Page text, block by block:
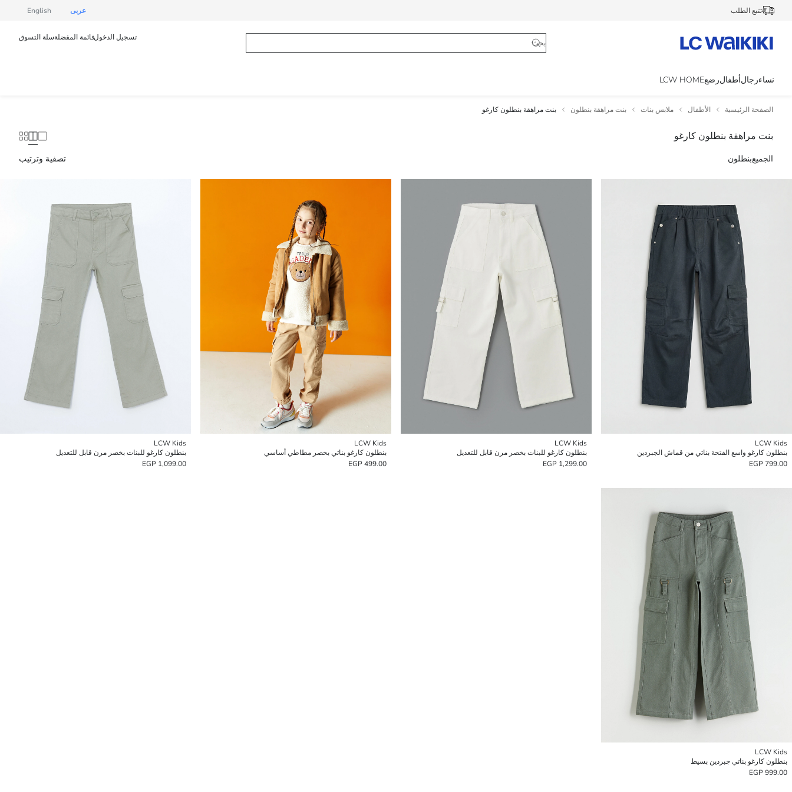
تتبع الطلب عربى English
تسجيل الدخولقائمة المفضلةسلة التسوق
نساءرجالأطفالرضعLCW HOME
الصفحة الرئيسية الأطفال ملابس بنات بنت مراهقة بنطلون بنت مراهقة بنطلون كارغو
بنت مراهقة بنطلون كارغو
الجميعبنطلون تصفية وترتيب
LCW Kids
بنطلون كارغو واسع الفتحة بناتي من قماش الجبردين
799.00 EGP
LCW Kids
بنطلون كارغو للبنات بخصر مرن قابل للتعديل
1,299.00 EGP
LCW Kids
بنطلون كارغو بناتي بخصر مطاطي أساسي
499.00 EGP
LCW Kids
بنطلون كارغو للبنات بخصر مرن قابل للتعديل
1,099.00 EGP
LCW Kids
بنطلون كارغو بناتي جبردين بسيط
999.00 EGP